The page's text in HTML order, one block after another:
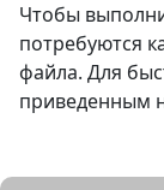
Чтобы
потребуются
файла. Для
приведенным